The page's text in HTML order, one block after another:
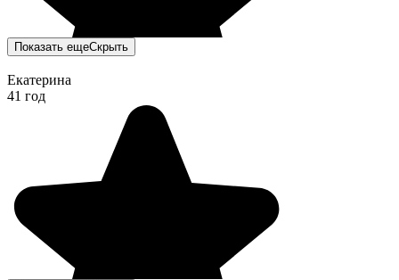
Показать ещеСкрыть
Екатерина
41 год